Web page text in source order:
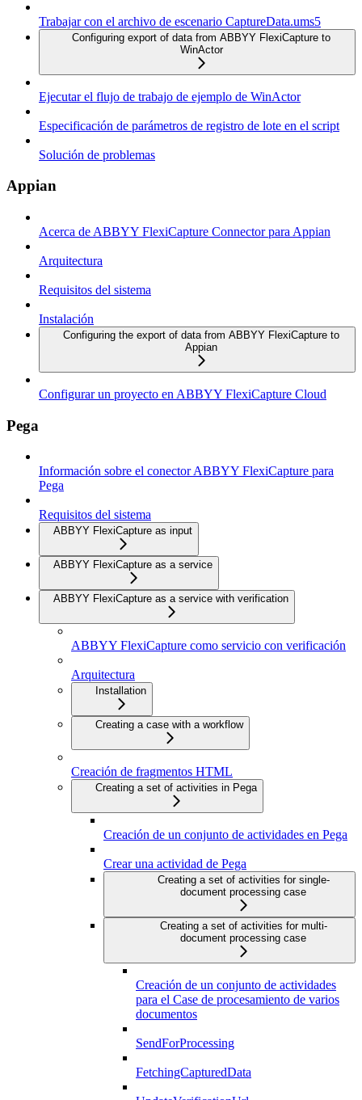
Trabajar con el archivo de escenario CaptureData.ums5
Configuring export of data from ABBYY FlexiCapture to
WinActor
Ejecutar el flujo de trabajo de ejemplo de WinActor
Especificación de parámetros de registro de lote en el script
Solución de problemas
Appian
Acerca de ABBYY FlexiCapture Connector para Appian
Arquitectura
Requisitos del sistema
Instalación
Configuring the export of data from ABBYY FlexiCapture to
Appian
Configurar un proyecto en ABBYY FlexiCapture Cloud
Pega
Información sobre el conector ABBYY FlexiCapture para
Pega
Requisitos del sistema
ABBYY FlexiCapture as input
ABBYY FlexiCapture as a service
ABBYY FlexiCapture as a service with verification
ABBYY FlexiCapture como servicio con verificación
Arquitectura
Installation
Creating a case with a workflow
Creación de fragmentos HTML
Creating a set of activities in Pega
Creación de un conjunto de actividades en Pega
Crear una actividad de Pega
Creating a set of activities for single-
document processing case
Creating a set of activities for multi-
document processing case
Creación de un conjunto de actividades
para el Case de procesamiento de varios
documentos
SendForProcessing
FetchingCapturedData